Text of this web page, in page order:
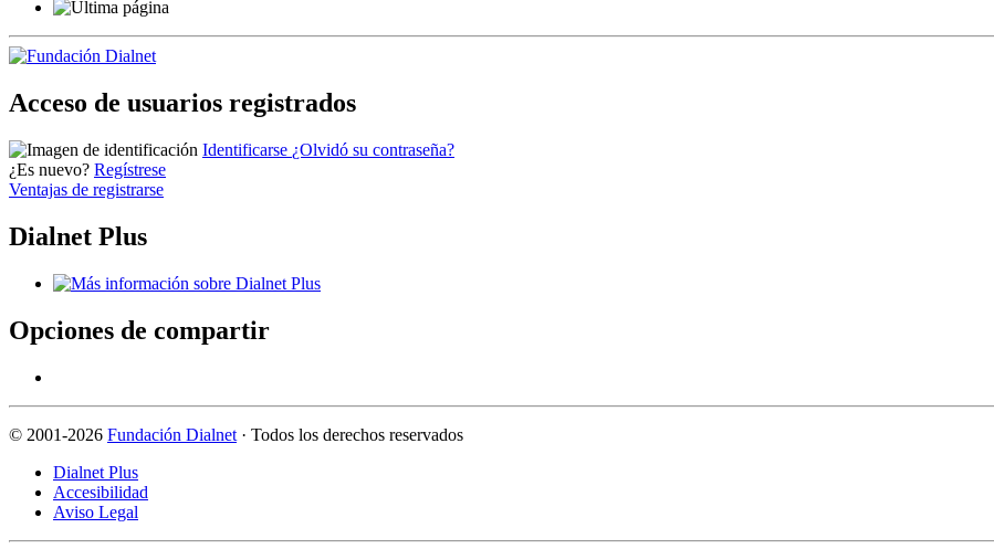
Acceso de usuarios registrados
Identificarse ¿Olvidó su contraseña?
¿Es nuevo? Regístrese
Ventajas de registrarse
Dialnet Plus
Opciones de compartir
© 2001-2026 Fundación Dialnet · Todos los derechos reservados
Dialnet Plus
Accesibilidad
Aviso Legal